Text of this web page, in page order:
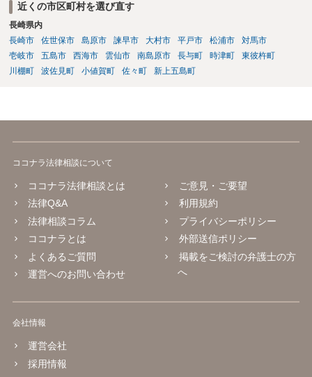
近くの市区町村を選び直す
長崎県内
長崎市
佐世保市 島原市 諫早市 大村市 平戸市 松浦市
対馬市
壱岐市
五島市 西海市 雲仙市 南島原市 長与町 時津町
東彼杵町
川棚町
波佐見町 小値賀町 佐々町 新上五島町
ココナラ法律相談について
ココナラ法律相談とは
法律Q&A
法律相談コラム
ココナラとは
よくあるご質問
運営へのお問い合わせ
ご意見・ご要望
利用規約
プライバシーポリシー
外部送信ポリシー
掲載をご検討の弁護士の方
へ
会社情報
運営会社
採用情報